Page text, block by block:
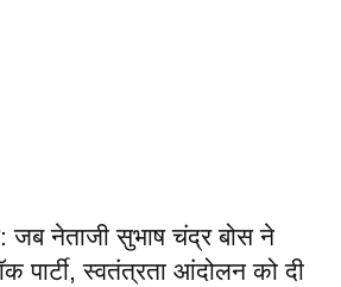
जब नेताजी सुभाष चंद्र बोस ने
पार्टी, स्वतंत्रता आंदोलन को दी